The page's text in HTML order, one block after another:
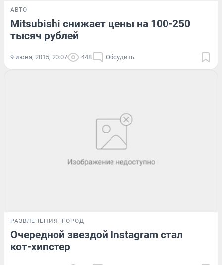
АВТО
Mitsubishi снижает цены на 100-250
тысяч рублей
9 июня, 2015, 20:07 448 Обсудить
РАЗВЛЕЧЕНИЯ ГОРОД
Очередной звездой Instagram стал
кот-хипстер